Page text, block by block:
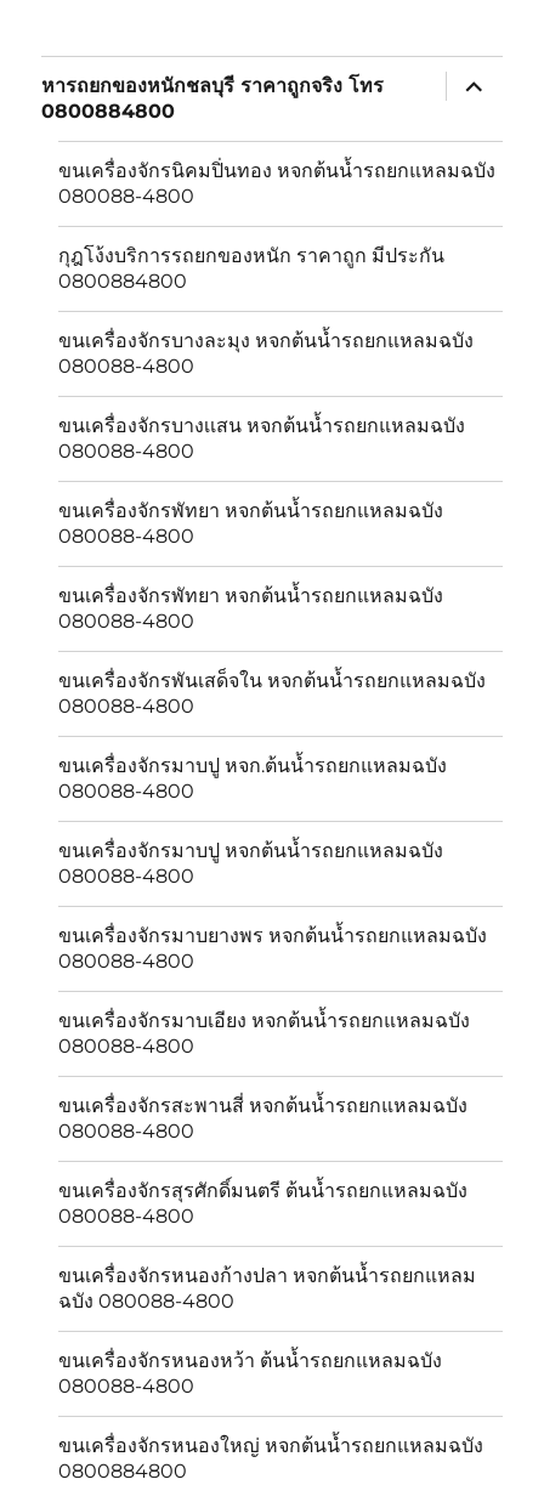
หารถยกของหนักชลบุรี ราคาถูกจริง โทร
0800884800
expand
child
ขนเครื่องจักรนิคมปิ่นทอง หจกต้นน้ำรถยกแหลมฉบัง
080088-4800
กุฎโง้งบริการรถยกของหนัก ราคาถูก มีประกัน
0800884800
ขนเครื่องจักรบางละมุง หจกต้นน้ำรถยกแหลมฉบัง
080088-4800
ขนเครื่องจักรบางเเสน หจกต้นน้ำรถยกแหลมฉบัง
080088-4800
ขนเครื่องจักรพัทยา หจกต้นน้ำรถยกแหลมฉบัง
080088-4800
ขนเครื่องจักรพัทยา หจกต้นน้ำรถยกแหลมฉบัง
080088-4800
ขนเครื่องจักรพันเสด็จใน หจกต้นน้ำรถยกแหลมฉบัง
080088-4800
ขนเครื่องจักรมาบปู หจก.ต้นน้ำรถยกแหลมฉบัง
080088-4800
ขนเครื่องจักรมาบปู หจกต้นน้ำรถยกแหลมฉบัง
080088-4800
ขนเครื่องจักรมาบยางพร หจกต้นน้ำรถยกแหลมฉบัง
080088-4800
ขนเครื่องจักรมาบเอียง หจกต้นน้ำรถยกแหลมฉบัง
080088-4800
ขนเครื่องจักรสะพานสี่ หจกต้นน้ำรถยกแหลมฉบัง
080088-4800
ขนเครื่องจักรสุรศักดิ์มนตรี ต้นน้ำรถยกแหลมฉบัง
080088-4800
ขนเครื่องจักรหนองก้างปลา หจกต้นน้ำรถยกแหลม
ฉบัง 080088-4800
ขนเครื่องจักรหนองหว้า ต้นน้ำรถยกแหลมฉบัง
080088-4800
ขนเครื่องจักรหนองใหญ่ หจกต้นน้ำรถยกแหลมฉบัง
0800884800